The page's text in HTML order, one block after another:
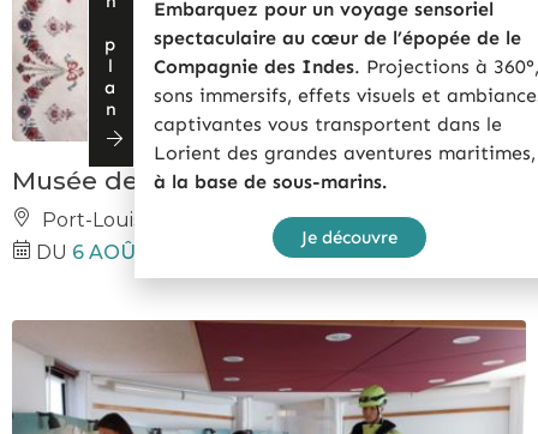
Musée de la compagnie des Indes
Port-Louis
DU 6 AOÛT 2026 9 AOÛT 2026
Embarquez pour un voyage sensoriel
spectaculaire au cœur de l’épopée de le
Compagnie des Indes. Projections à 360°,
sons immersifs, effets visuels et
captivantes vous transportent dans le
Lorient des grandes aventures maritimes,
à la base de sous-marins.
Je découvre